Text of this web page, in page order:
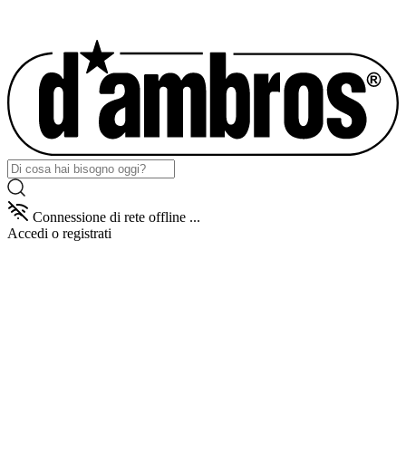
Connessione di rete offline ...
Accedi o registrati